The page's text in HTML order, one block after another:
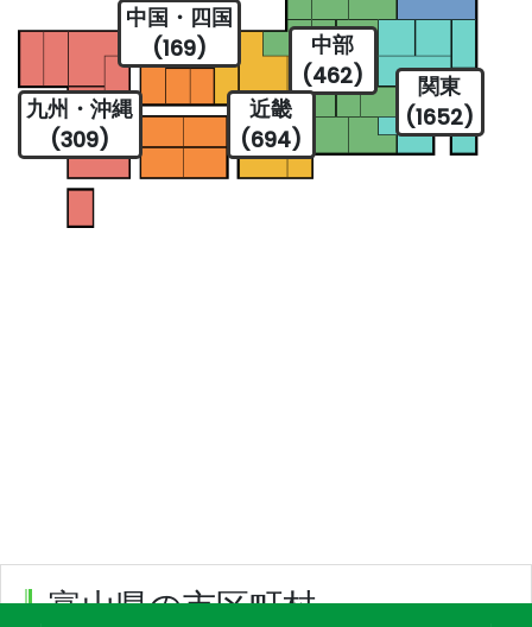
関東
(1652)
中部
(462)
近畿
(694)
中国・四国
(169)
九州・沖縄
(309)
富山県の市区町村